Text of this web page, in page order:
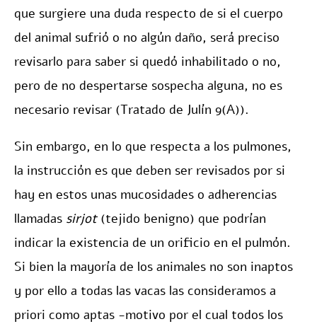
que surgiere una duda respecto de si el cuerpo
del animal sufrió o no algún daño, será preciso
revisarlo para saber si quedó inhabilitado o no,
pero de no despertarse sospecha alguna, no es
necesario revisar (Tratado de Julín 9(A)).
Sin embargo, en lo que respecta a los pulmones,
la instrucción es que deben ser revisados por si
hay en estos unas mucosidades o adherencias
llamadas sirjot(tejido benigno) que podrían
indicar la existencia de un orificio en el pulmón.
Si bien la mayoría de los animales no son inaptos
y por ello a todas las vacas las consideramos a
priori como aptas -motivo por el cual todos los